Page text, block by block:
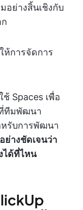
อย่างสิ้นเชิงกับ
ห้การจัดการ
Spaces เพื่อ
ทีมพัฒนา
หรับการพัฒนา
ย่างชัดเจนว่า
ได้ที่ไหน